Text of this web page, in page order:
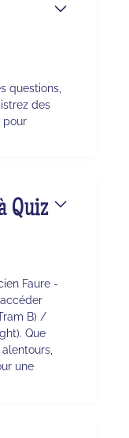
questions,
des
pour
Quiz
Faure -
B) /
Que
une